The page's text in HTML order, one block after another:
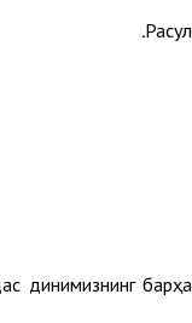
динимизнинг